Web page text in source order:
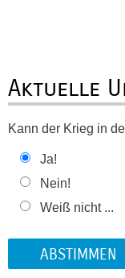
Aktuelle
Kann der Krieg in
Ja!
Nein!
Weiß nicht ...